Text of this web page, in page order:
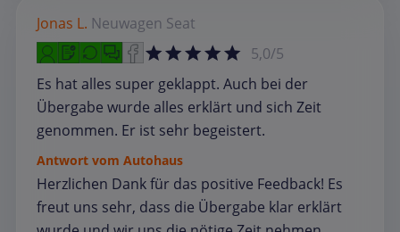
Jonas L. Neuwagen Seat
5,0/5
Es hat alles super geklappt. Auch bei der
Übergabe wurde alles erklärt und sich Zeit
genommen. Er ist sehr begeistert.
Antwort vom Autohaus
Herzlichen Dank für das positive Feedback! Es
freut uns sehr, dass die Übergabe klar erklärt